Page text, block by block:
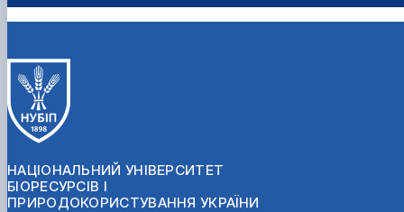
НАЦІОНАЛЬНИЙ УНІВЕРСИТЕТ
БІОРЕСУРСІВ І
ПРИРОДОКОРИСТУВАННЯ УКРАЇНИ